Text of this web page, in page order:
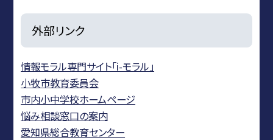
外部リンク
情報モラル専門サイト「i-モラル」
小牧市教育委員会
市内小中学校ホームページ
悩み相談窓口の案内
愛知県総合教育センター